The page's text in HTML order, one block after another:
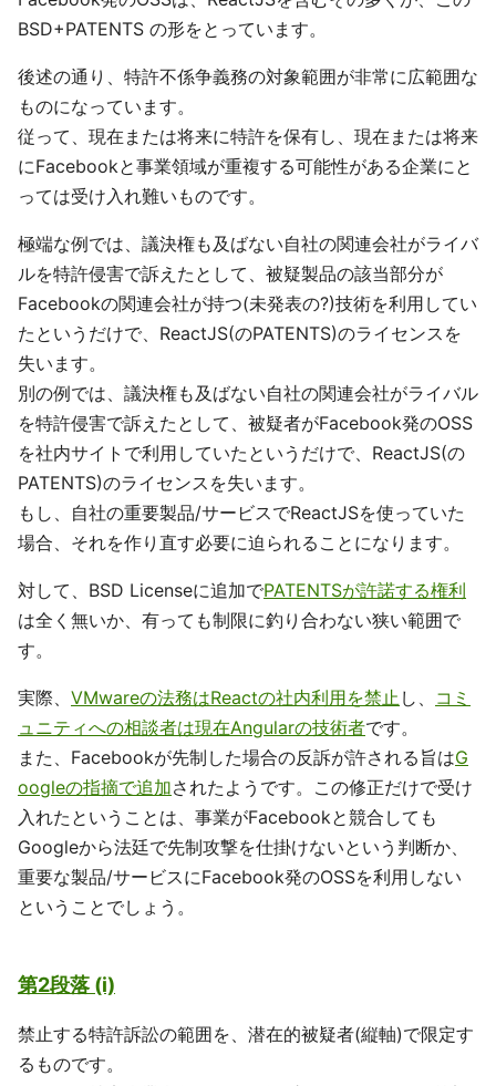
BSD+PATENTS の形をとっています。
後述の通り、特許不係争義務の対象範囲が非常に広範囲な
ものになっています。
従って、現在または将来に特許を保有し、現在または将来
にFacebookと事業領域が重複する可能性がある企業にと
っては受け入れ難いものです。
極端な例では、議決権も及ばない自社の関連会社がライバ
ルを特許侵害で訴えたとして、被疑製品の該当部分が
Facebookの関連会社が持つ(未発表の?)技術を利用してい
たというだけで、ReactJS(のPATENTS)のライセンスを
失います。
別の例では、議決権も及ばない自社の関連会社がライバル
を特許侵害で訴えたとして、被疑者がFacebook発のOSS
を社内サイトで利用していたというだけで、ReactJS(の
PATENTS)のライセンスを失います。
もし、自社の重要製品/サービスでReactJSを使っていた
場合、それを作り直す必要に迫られることになります。
対して、BSD Licenseに追加でPATENTSが許諾する権利
は全く無いか、有っても制限に釣り合わない狭い範囲で
す。
実際、 VMwareの法務はReactの社内利用を禁止 し、 コミ
ュニティへの相談者は現在Angularの技術者です。
また、Facebookが先制した場合の反訴が許される旨はG
oogleの指摘で追加されたようです。この修正だけで受け
入れたということは、事業がFacebookと競合しても
Googleから法廷で先制攻撃を仕掛けないという判断か、
重要な製品/サービスにFacebook発のOSSを利用しない
ということでしょう。
第2段落 (i)
禁止する特許訴訟の範囲を、潜在的被疑者(縦軸)で限定す
るものです。